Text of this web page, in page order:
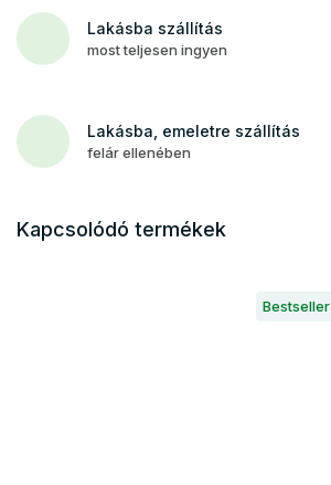
Lakásba szállítás
most teljesen ingyen
Lakásba, emeletre szállítás
felár ellenében
Kapcsolódó termékek
Bestseller